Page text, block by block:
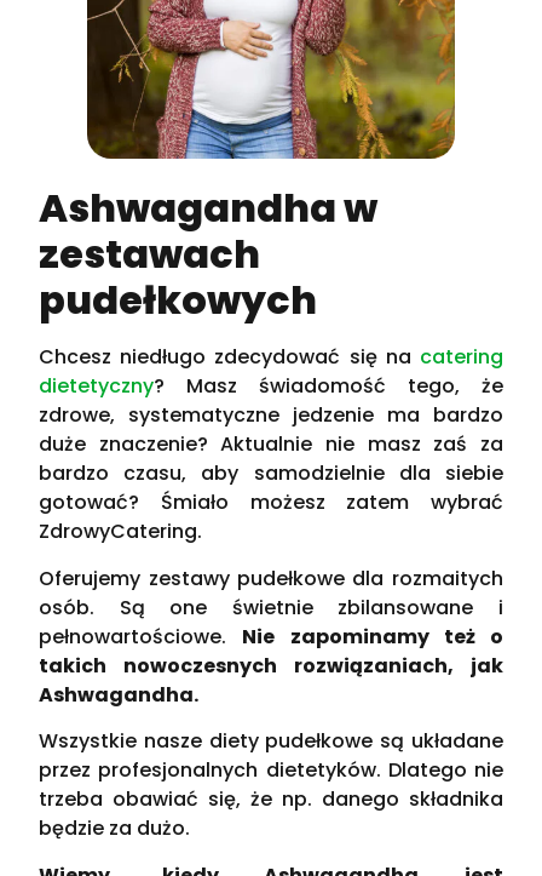
Ashwagandha w
zestawach
pudełkowych
Chcesz niedługo zdecydować się na catering
dietetyczny? Masz świadomość tego, że
zdrowe, systematyczne jedzenie ma bardzo
duże znaczenie? Aktualnie nie masz zaś za
bardzo czasu, aby samodzielnie dla siebie
gotować? Śmiało możesz zatem wybrać
ZdrowyCatering.
Oferujemy zestawy pudełkowe dla rozmaitych
osób. Są one świetnie zbilansowane i
pełnowartościowe. Nie zapominamy też o
takich nowoczesnych rozwiązaniach, jak
Ashwagandha.
Wszystkie nasze diety pudełkowe są układane
przez profesjonalnych dietetyków. Dlatego nie
trzeba obawiać się, że np. danego składnika
będzie za dużo.